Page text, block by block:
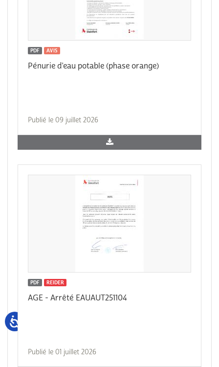
PDF AVIS
Pénurie d’eau potable (phase orange)
Publié le 09 juillet 2026
PDF REIDER
AGE - Arrêté EAUAUT251104
Publié le 01 juillet 2026